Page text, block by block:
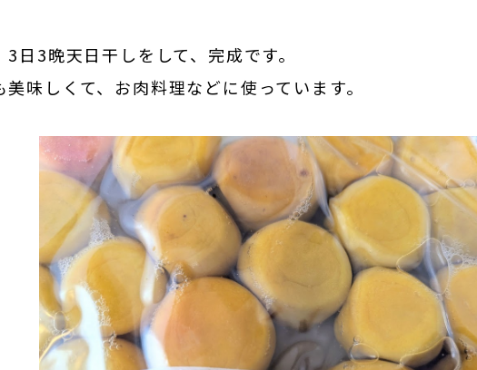
日3晩天日干しをして、完成です。
味しくて、お肉料理などに使っています。